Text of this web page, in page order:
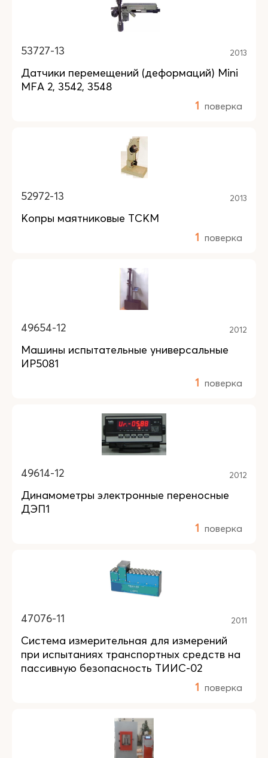
53727-13 2013
Датчики перемещений (деформаций) Mini
MFA 2, 3542, 3548
1 поверка
52972-13 2013
Копры маятниковые ТСКМ
1 поверка
49654-12 2012
Машины испытательные универсальные
ИР5081
1 поверка
49614-12 2012
Динамометры электронные переносные
ДЭП1
1 поверка
47076-11 2011
Система измерительная для измерений
при испытаниях транспортных средств на
пассивную безопасность ТИИС-02
1 поверка